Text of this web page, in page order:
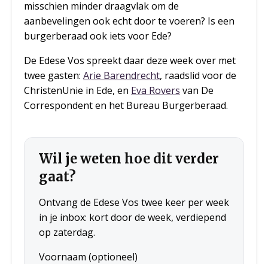
misschien minder draagvlak om de
aanbevelingen ook echt door te voeren? Is een
burgerberaad ook iets voor Ede?
De Edese Vos spreekt daar deze week over met
twee gasten: Arie Barendrecht, raadslid voor de
ChristenUnie in Ede, en Eva Rovers van De
Correspondent en het Bureau Burgerberaad.
Wil je weten hoe dit verder
gaat?
Ontvang de Edese Vos twee keer per week
in je inbox: kort door de week, verdiepend
op zaterdag.
Voornaam (optioneel)